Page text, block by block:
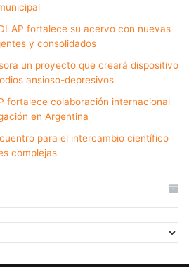
fortalece su acervo con nuevas
y consolidados
un proyecto que creará dispositivo
ansioso-depresivos
fortalece colaboración internacional
en Argentina
para el intercambio científico
complejas